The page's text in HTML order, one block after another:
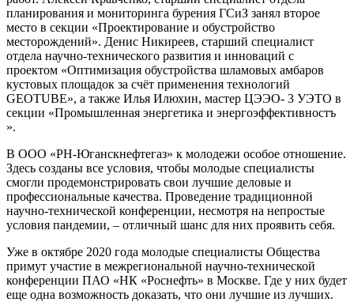
планирования и мониторинга бурения ГСиЗ занял второе
место в секции «Проектирование и обустройство
месторождений». Денис Никиреев, старший специалист
отдела научно-технического развития и инноваций с
проектом «Оптимизация обустройства шламовых амбаров
кустовых площадок за счёт применения технологий
GEOTUBE», а также Илья Илюхин, мастер ЦЭЭО- 3 УЭТО в
секции «Промышленная энергетика и энергоэффективностъ
».
В ООО «РН-Юганскнефтегаз» к молодежи особое отношение.
Здесь созданы все условия, чтобы молодые специалисты
смогли продемонстрировать свои лучшие деловые и
профессиональные качества. Проведение традиционной
научно-технической конференции, несмотря на непростые
условия пандемии, – отличный шанс для них проявить себя.
Уже в октябре 2020 года молодые специалисты Общества
примут участие в межрегиональной научно-технической
конференции ПАО «НК «Роснефть» в Москве. Где у них будет
еще одна возможность доказать, что они лучшие из лучших.